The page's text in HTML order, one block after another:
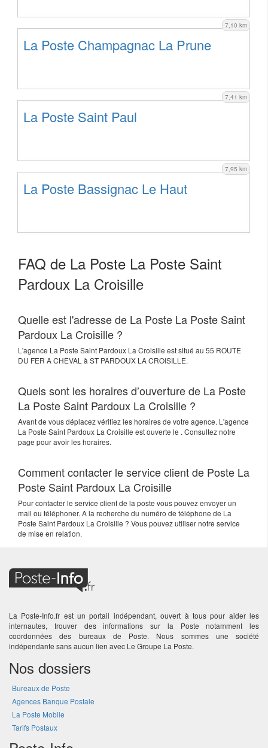
7,10 km
La Poste Champagnac La Prune
7,41 km
La Poste Saint Paul
7,95 km
La Poste Bassignac Le Haut
FAQ de La Poste La Poste Saint
Pardoux La Croisille
Quelle est l'adresse de La Poste La Poste Saint
Pardoux La Croisille ?
L'agence La Poste Saint Pardoux La Croisille est situé au 55 ROUTE
DU FER A CHEVAL à ST PARDOUX LA CROISILLE.
Quels sont les horaires d’ouverture de La Poste
La Poste Saint Pardoux La Croisille ?
Avant de vous déplacez vérifiez les horaires de votre agence. L'agence
La Poste Saint Pardoux La Croisille est ouverte le . Consultez notre
page pour avoir les horaires.
Comment contacter le service client de Poste La
Poste Saint Pardoux La Croisille
Pour contacter le service client de la poste vous pouvez envoyer un
mail ou téléphoner. A la recherche du numéro de téléphone de La
Poste Saint Pardoux La Croisille ? Vous pouvez utiliser notre service
de mise en relation.
La Poste-Info.fr est un portail indépendant, ouvert à tous pour aider les
internautes, trouver des informations sur la Poste notamment les
coordonnées des bureaux de Poste. Nous sommes une société
indépendante sans aucun lien avec Le Groupe La Poste.
Nos dossiers
Bureaux de Poste
Agences Banque Postale
La Poste Mobile
Tarifs Postaux